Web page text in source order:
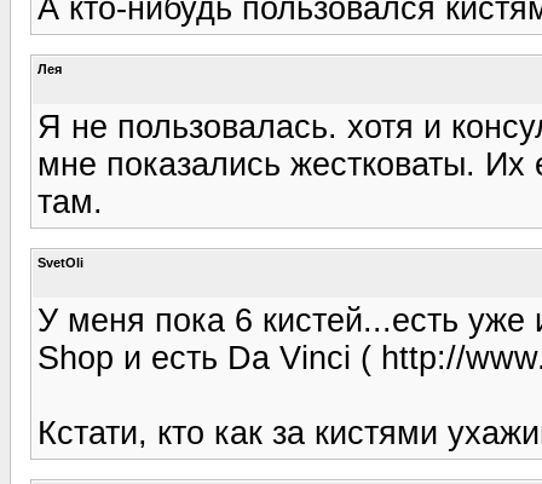
А кто-нибудь пользовался
Лея
Я не пользовалась. хотя и
мне показались жестковаты.
там.
SvetOli
У меня пока 6 кистей...есть уже
Shop и есть Da Vinci ( http://
Кстати, кто как за кистями